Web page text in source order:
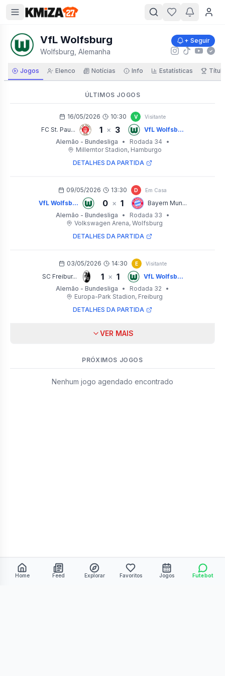
VfL Wolfsburg
Wolfsburg, Alemanha
+ Seguir
Jogos Elenco Notícias Info Estatísticas
ÚLTIMOS JOGOS
16/05/2026 10:30 V Visitante
FC St. Pau... 1 × 3
VfL Wolfsb...
Alemão - Bundesliga
• Rodada 34
•
Millerntor Stadion, Hamburgo
DETALHES DA PARTIDA
09/05/2026 13:30 D Em Casa
VfL Wolfsb... 0 × 1
Bayern Mun...
Alemão - Bundesliga
• Rodada 33
•
Volkswagen Arena, Wolfsburg
DETALHES DA PARTIDA
03/05/2026 14:30 E Visitante
SC Freibur... 1 × 1
VfL Wolfsb...
Alemão - Bundesliga
• Rodada 32
•
Europa-Park Stadion, Freiburg
DETALHES DA PARTIDA
VER MAIS
PRÓXIMOS JOGOS
Nenhum jogo agendado encontrado
Home Feed Explorar Favoritos Jogos Futebot